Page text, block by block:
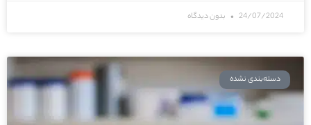
24/07/2024 بدون دیدگاه
دسته‌بندی نشده